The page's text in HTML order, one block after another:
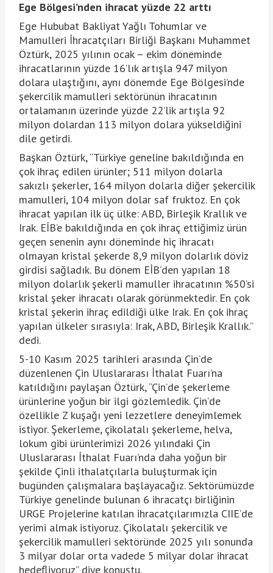
Ege Bölgesi’nden ihracat yüzde 22 arttı
Ege Hububat Bakliyat Yağlı Tohumlar ve
Mamulleri İhracatçıları Birliği Başkanı Muhammet
Öztürk, 2025 yılının ocak – ekim döneminde
ihracatlarının yüzde 16’lık artışla 947 milyon
dolara ulaştığını, aynı dönemde Ege Bölgesi’nde
şekercilik mamulleri sektörünün ihracatının
ortalamanın üzerinde yüzde 22’lik artışla 92
milyon dolardan 113 milyon dolara yükseldiğini
dile getirdi.
Başkan Öztürk, “Türkiye geneline bakıldığında en
çok ihraç edilen ürünler; 511 milyon dolarla
sakızlı şekerler, 164 milyon dolarla diğer şekercilik
mamulleri, 104 milyon dolar saf fruktoz. En çok
ihracat yapılan ilk üç ülke: ABD, Birleşik Krallık ve
Irak. EİB’e bakıldığında en çok ihraç ettiğimiz ürün
geçen senenin aynı döneminde hiç ihracatı
olmayan kristal şekerde 8,9 milyon dolarlık döviz
girdisi sağladık. Bu dönem EİB’den yapılan 18
milyon dolarlık şekerli mamuller ihracatının %50’si
kristal şeker ihracatı olarak görünmektedir. En çok
kristal şekerin ihraç edildiği ülke Irak. En çok ihraç
yapılan ülkeler sırasıyla: Irak, ABD, Birleşik Krallık.”
dedi.
5-10 Kasım 2025 tarihleri arasında Çin’de
düzenlenen Çin Uluslararası İthalat Fuarı’na
katıldığını paylaşan Öztürk, “Çin’de şekerleme
ürünlerine yoğun bir ilgi gözlemledik. Çin’de
özellikle Z kuşağı yeni lezzetlere deneyimlemek
istiyor. Şekerleme, çikolatalı şekerleme, helva,
lokum gibi ürünlerimizi 2026 yılındaki Çin
Uluslararası İthalat Fuarı’nda daha yoğun bir
şekilde Çinli ithalatçılarla buluşturmak için
bugünden çalışmalara başlayacağız. Sektörümüzde
Türkiye genelinde bulunan 6 ihracatçı birliğinin
URGE Projelerine katılan ihracatçılarımızla CIIE’de
yerimi almak istiyoruz. Çikolatalı şekercilik ve
şekercilik mamulleri sektöründe 2025 yılı sonunda
3 milyar dolar orta vadede 5 milyar dolar ihracat
hedefliyoruz” diye konuştu.